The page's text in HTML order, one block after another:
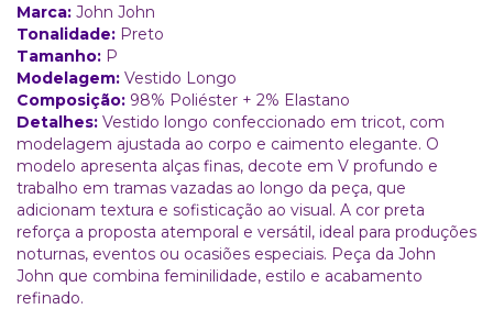
Marca: John John
Tonalidade: Preto
Tamanho: P
Modelagem: Vestido Longo
Composição: 98% Poliéster + 2% Elastano
Detalhes: Vestido longo confeccionado em tricot, com
modelagem ajustada ao corpo e caimento elegante. O
modelo apresenta alças finas, decote em V profundo e
trabalho em tramas vazadas ao longo da peça, que
adicionam textura e sofisticação ao visual. A cor preta
reforça a proposta atemporal e versátil, ideal para produções
noturnas, eventos ou ocasiões especiais. Peça da John
John que combina feminilidade, estilo e acabamento
refinado.